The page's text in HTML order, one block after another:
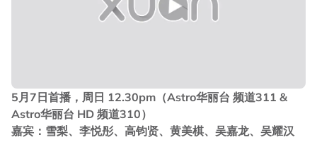
5月7日首播，周日 12.30pm（Astro华丽台 频道311 &
Astro华丽台 HD 频道310）
嘉宾：雪梨、李悦彤、高钧贤、黄美棋、吴嘉龙、吴耀汉